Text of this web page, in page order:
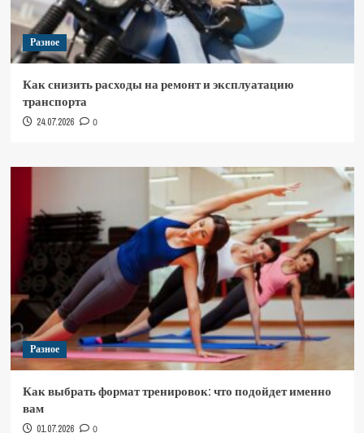
Разное
Как снизить расходы на ремонт и эксплуатацию
транспорта
24.07.2026 0
Разное
Как выбрать формат тренировок: что подойдет именно
вам
01.07.2026 0